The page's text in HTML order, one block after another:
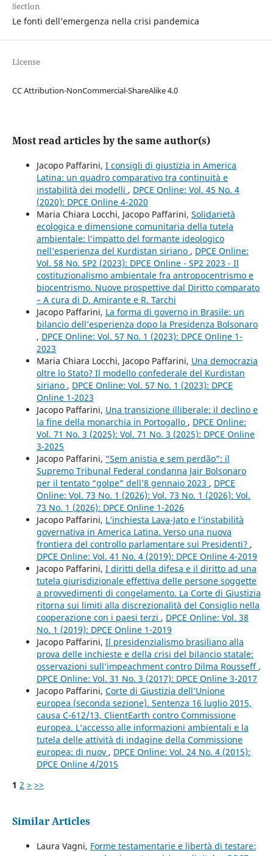
Section
Le fonti dell’emergenza nella crisi pandemica
License
CC Attribution-NonCommercial-ShareAlike 4.0
Most read articles by the same author(s)
Jacopo Paffarini, I consigli di giustizia in America
Latina: un quadro comparativo tra continuità e
instabilità dei modelli , DPCE Online: Vol. 45 No. 4
(2020): DPCE Online 4-2020
Maria Chiara Locchi, Jacopo Paffarini, Solidarietà
ecologica e dimensione comunitaria della tutela
ambientale: l’impatto del formante ideologico
nell’esperienza del Kurdistan siriano , DPCE Online:
Vol. 58 No. SP2 (2023): DPCE Online - SP2 2023 - Il
costituzionalismo ambientale fra antropocentrismo e
biocentrismo. Nuove prospettive dal Diritto comparato
– A cura di D. Amirante e R. Tarchi
Jacopo Paffarini, La forma di governo in Brasile: un
bilancio dell’esperienza dopo la Presidenza Bolsonaro
, DPCE Online: Vol. 57 No. 1 (2023): DPCE Online 1-
2023
Maria Chiara Locchi, Jacopo Paffarini, Una democrazia
oltre lo Stato? Il modello confederale del Kurdistan
siriano , DPCE Online: Vol. 57 No. 1 (2023): DPCE
Online 1-2023
Jacopo Paffarini, Una transizione illiberale: il declino e
la fine della monarchia in Portogallo , DPCE Online:
Vol. 71 No. 3 (2025): Vol. 71 No. 3 (2025): DPCE Online
3-2025
Jacopo Paffarini, “Sem anistia e sem perdão”: il
Supremo Tribunal Federal condanna Jair Bolsonaro
per il tentato “golpe” dell’8 gennaio 2023 , DPCE
Online: Vol. 73 No. 1 (2026): Vol. 73 No. 1 (2026): Vol.
73 No. 1 (2026): DPCE Online 1-2026
Jacopo Paffarini, L’inchiesta Lava-Jato e l’instabilità
governativa in America Latina. Verso una nuova
frontiera del controllo parlamentare sui Presidenti? ,
DPCE Online: Vol. 41 No. 4 (2019): DPCE Online 4-2019
Jacopo Paffarini, I diritti della difesa e il diritto ad una
tutela giurisdizionale effettiva delle persone soggette
a provvedimenti di congelamento. La Corte di Giustizia
ritorna sui limiti alla discrezionalità del Consiglio nella
cooperazione con i paesi terzi , DPCE Online: Vol. 38
No. 1 (2019): DPCE Online 1-2019
Jacopo Paffarini, Il presidenzialismo brasiliano alla
prova delle inchieste e della crisi del bilancio statale:
osservazioni sull’impeachment contro Dilma Rousseff ,
DPCE Online: Vol. 31 No. 3 (2017): DPCE Online 3-2017
Jacopo Paffarini, Corte di Giustizia dell’Unione
europea (seconda sezione). Sentenza 16 luglio 2015,
causa C-612/13, ClientEarth contro Commissione
europea. L’accesso alle informazioni ambientali e la
tutela delle attività di indagine della Commissione
europea: di nuov , DPCE Online: Vol. 24 No. 4 (2015):
DPCE Online 4/2015
1 2 > >>
Similar Articles
Laura Vagni, Forme testamentarie e libertà di testare: